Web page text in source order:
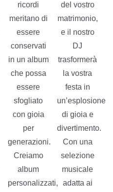
ricordi
meritano di
essere
conservati
in un album
che possa
essere
sfogliato
con gioia
per
generazioni.
Creiamo
album
personalizzati,
del vostro
matrimonio,
e il nostro
DJ
trasformerà
la vostra
festa in
un’esplosione
di gioia e
divertimento.
Con una
selezione
musicale
adatta ai